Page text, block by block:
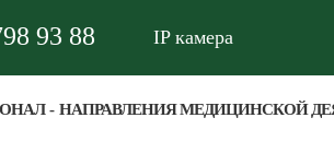
93 88 IP камера
НАПРАВЛЕНИЯ МЕДИЦИНСКОЙ